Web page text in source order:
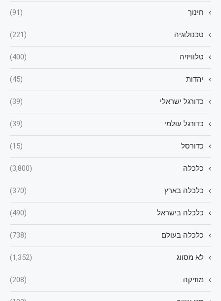
חינוך (91)
טכנולוגיה (221)
טלוויזיה (400)
יהדות (45)
כדורגל ישראלי (39)
כדורגל עולמי (39)
כדורסל (15)
כלכלה (3,800)
כלכלה בארץ (370)
כלכלה בישראל (490)
כלכלה בעולם (738)
לא מסווג (1,352)
מוזיקה (208)